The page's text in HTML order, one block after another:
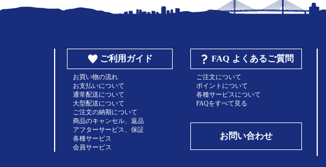
ご利用ガイド
お買い物の流れ
お支払いについて
通常配送について
大型配送について
ご注文の納期について
商品のキャンセル、返品
アフターサービス、保証
各種サービス
会員サービス
FAQ よくあるご質問
ご注文について
ポイントについて
各種サービスについて
FAQをすべて見る
お問い合わせ